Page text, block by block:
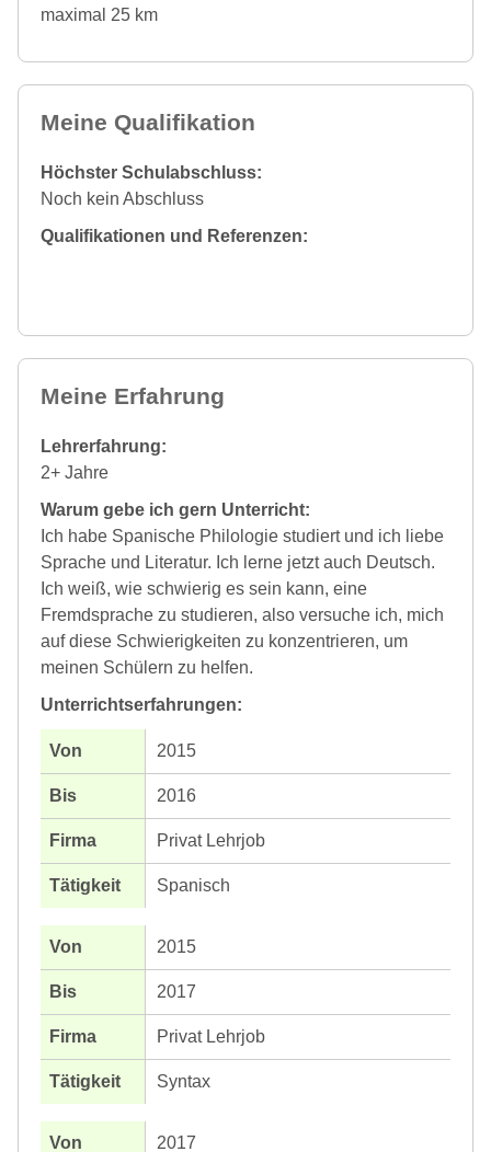
maximal 25 km
Meine Qualifikation
Höchster Schulabschluss:
Noch kein Abschluss
Qualifikationen und Referenzen:
Meine Erfahrung
Lehrerfahrung:
2+ Jahre
Warum gebe ich gern Unterricht:
Ich habe Spanische Philologie studiert und ich liebe
Sprache und Literatur. Ich lerne jetzt auch Deutsch.
Ich weiß, wie schwierig es sein kann, eine
Fremdsprache zu studieren, also versuche ich, mich
auf diese Schwierigkeiten zu konzentrieren, um
meinen Schülern zu helfen.
Unterrichtserfahrungen:
2015
2016
Privat Lehrjob
Spanisch
2015
2017
Privat Lehrjob
Syntax
2017